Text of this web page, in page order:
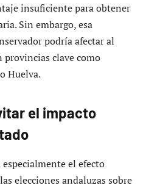
insuficiente para obtener
Sin embargo, esa
podría afectar al
provincias clave como
Huelva.
el impacto
el efecto
elecciones andaluzas sobre